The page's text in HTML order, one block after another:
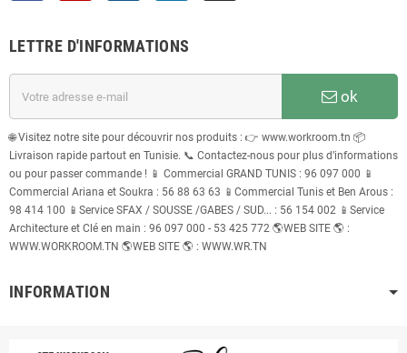
LETTRE D'INFORMATIONS
ok
🌐 Visitez notre site pour découvrir nos produits : 👉 www.workroom.tn 📦
Livraison rapide partout en Tunisie. 📞 Contactez-nous pour plus d’informations
ou pour passer commande ! 📱 Commercial GRAND TUNIS : 96 097 000 📱
Commercial Ariana et Soukra : 56 88 63 63 📱Commercial Tunis et Ben Arous :
98 414 100 📱Service SFAX / SOUSSE /GABES / SUD... : 56 154 002 📱Service
Architecture et Clé en main : 96 097 000 - 53 425 772 🌎WEB SITE 🌎 :
WWW.WORKROOM.TN 🌎WEB SITE 🌎 : WWW.WR.TN
INFORMATION